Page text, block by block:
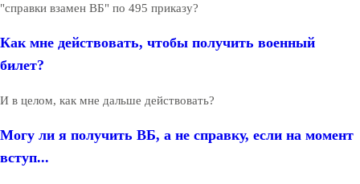
"справки взамен ВБ" по 495 приказу?
Как мне действовать, чтобы получить военный
билет?
И в целом, как мне дальше действовать?
Могу ли я получить ВБ, а не справку, если на момент
вступ...